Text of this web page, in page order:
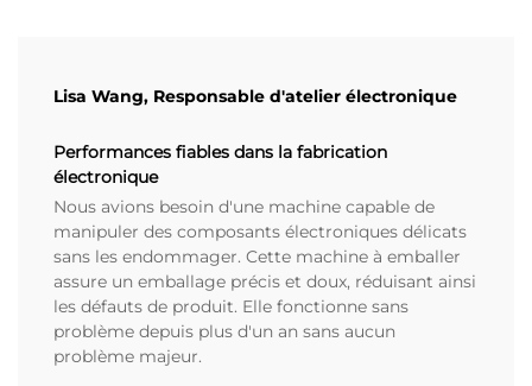
Lisa Wang, Responsable d'atelier électronique
Performances fiables dans la fabrication
électronique
Nous avions besoin d'une machine capable de
manipuler des composants électroniques délicats
sans les endommager. Cette machine à emballer
assure un emballage précis et doux, réduisant ainsi
les défauts de produit. Elle fonctionne sans
problème depuis plus d'un an sans aucun
problème majeur.